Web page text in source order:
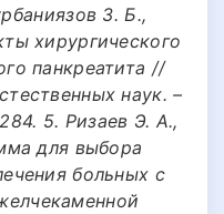
З. Б.,
хирургического
панкреатита //
наук. –
5. Ризаев Э. А.,
для выбора
больных с